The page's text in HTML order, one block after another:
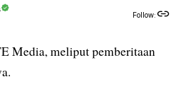
Follow:
Media, meliput pemberitaan